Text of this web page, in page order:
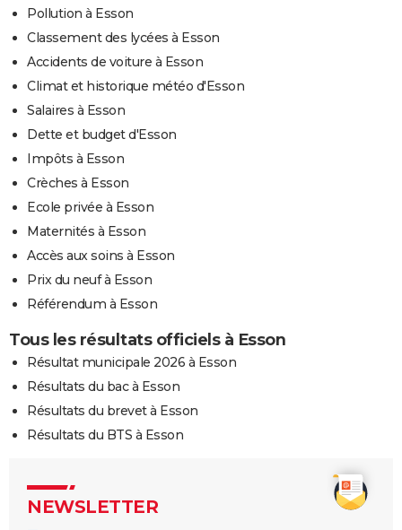
Pollution à Esson
Classement des lycées à Esson
Accidents de voiture à Esson
Climat et historique météo d'Esson
Salaires à Esson
Dette et budget d'Esson
Impôts à Esson
Crèches à Esson
Ecole privée à Esson
Maternités à Esson
Accès aux soins à Esson
Prix du neuf à Esson
Référendum à Esson
Tous les résultats officiels à Esson
Résultat municipale 2026 à Esson
Résultats du bac à Esson
Résultats du brevet à Esson
Résultats du BTS à Esson
NEWSLETTER